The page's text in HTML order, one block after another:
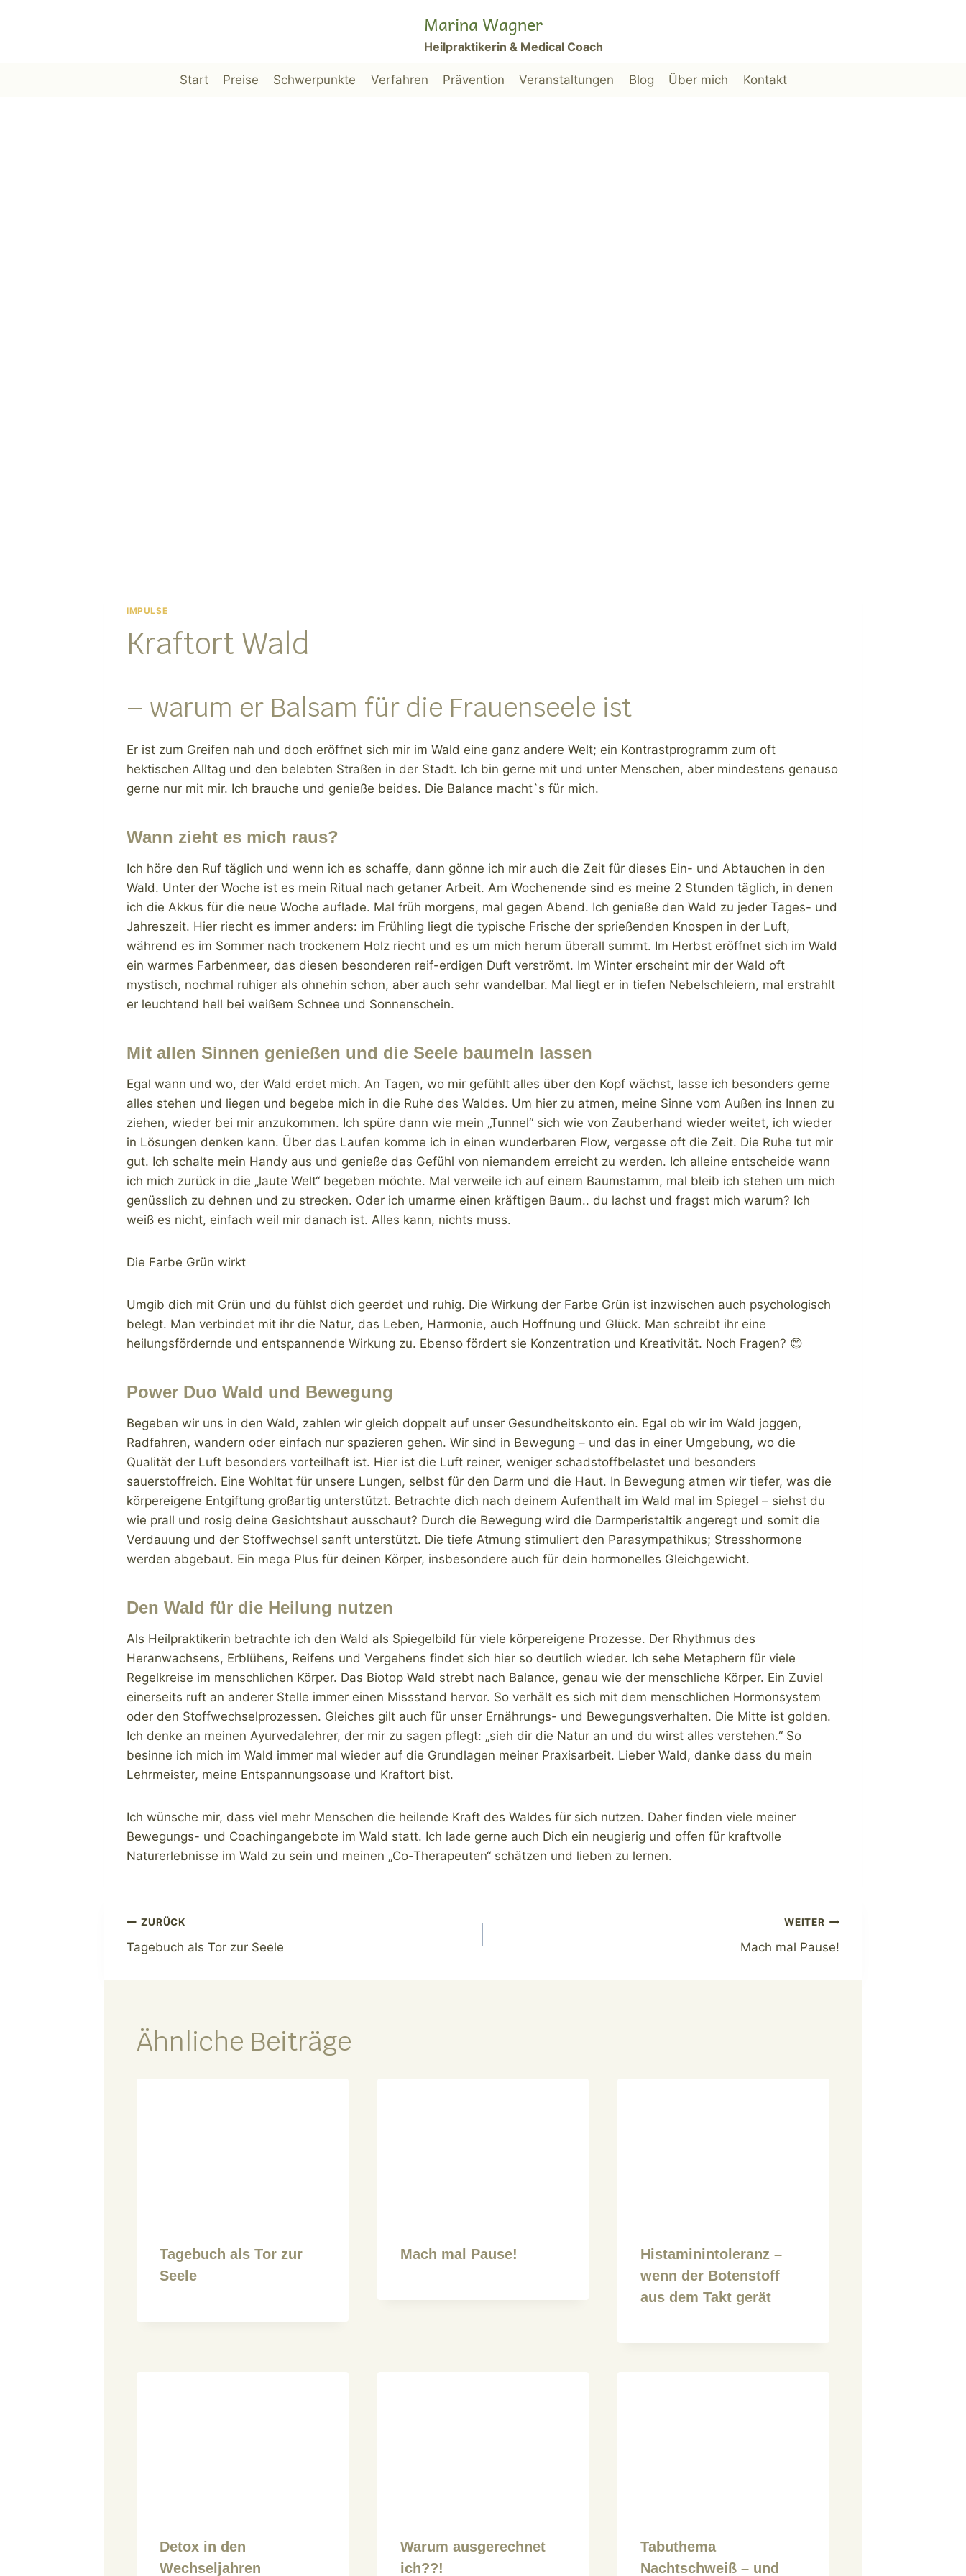
Marina Wagner
Heilpraktikerin & Medical Coach
Start Preise Schwerpunkte Verfahren Prävention Veranstaltungen Blog Über mich Kontakt
IMPULSE
Kraftort Wald
– warum er Balsam für die Frauenseele ist
Er ist zum Greifen nah und doch eröffnet sich mir im Wald eine ganz andere Welt; ein Kontrastprogramm zum oft
hektischen Alltag und den belebten Straßen in der Stadt. Ich bin gerne mit und unter Menschen, aber mindestens genauso
gerne nur mit mir. Ich brauche und genieße beides. Die Balance macht`s für mich.
Wann zieht es mich raus?
Ich höre den Ruf täglich und wenn ich es schaffe, dann gönne ich mir auch die Zeit für dieses Ein- und Abtauchen in den
Wald. Unter der Woche ist es mein Ritual nach getaner Arbeit. Am Wochenende sind es meine 2 Stunden täglich, in denen
ich die Akkus für die neue Woche auflade. Mal früh morgens, mal gegen Abend. Ich genieße den Wald zu jeder Tages- und
Jahreszeit. Hier riecht es immer anders: im Frühling liegt die typische Frische der sprießenden Knospen in der Luft,
während es im Sommer nach trockenem Holz riecht und es um mich herum überall summt. Im Herbst eröffnet sich im Wald
ein warmes Farbenmeer, das diesen besonderen reif-erdigen Duft verströmt. Im Winter erscheint mir der Wald oft
mystisch, nochmal ruhiger als ohnehin schon, aber auch sehr wandelbar. Mal liegt er in tiefen Nebelschleiern, mal erstrahlt
er leuchtend hell bei weißem Schnee und Sonnenschein.
Mit allen Sinnen genießen und die Seele baumeln lassen
Egal wann und wo, der Wald erdet mich. An Tagen, wo mir gefühlt alles über den Kopf wächst, lasse ich besonders gerne
alles stehen und liegen und begebe mich in die Ruhe des Waldes. Um hier zu atmen, meine Sinne vom Außen ins Innen zu
ziehen, wieder bei mir anzukommen. Ich spüre dann wie mein „Tunnel“ sich wie von Zauberhand wieder weitet, ich wieder
in Lösungen denken kann. Über das Laufen komme ich in einen wunderbaren Flow, vergesse oft die Zeit. Die Ruhe tut mir
gut. Ich schalte mein Handy aus und genieße das Gefühl von niemandem erreicht zu werden. Ich alleine entscheide wann
ich mich zurück in die „laute Welt“ begeben möchte. Mal verweile ich auf einem Baumstamm, mal bleib ich stehen um mich
genüsslich zu dehnen und zu strecken. Oder ich umarme einen kräftigen Baum.. du lachst und fragst mich warum? Ich
weiß es nicht, einfach weil mir danach ist. Alles kann, nichts muss.
Die Farbe Grün wirkt
Umgib dich mit Grün und du fühlst dich geerdet und ruhig. Die Wirkung der Farbe Grün ist inzwischen auch psychologisch
belegt. Man verbindet mit ihr die Natur, das Leben, Harmonie, auch Hoffnung und Glück. Man schreibt ihr eine
heilungsfördernde und entspannende Wirkung zu. Ebenso fördert sie Konzentration und Kreativität. Noch Fragen? 😊
Power Duo Wald und Bewegung
Begeben wir uns in den Wald, zahlen wir gleich doppelt auf unser Gesundheitskonto ein. Egal ob wir im Wald joggen,
Radfahren, wandern oder einfach nur spazieren gehen. Wir sind in Bewegung – und das in einer Umgebung, wo die
Qualität der Luft besonders vorteilhaft ist. Hier ist die Luft reiner, weniger schadstoffbelastet und besonders
sauerstoffreich. Eine Wohltat für unsere Lungen, selbst für den Darm und die Haut. In Bewegung atmen wir tiefer, was die
körpereigene Entgiftung großartig unterstützt. Betrachte dich nach deinem Aufenthalt im Wald mal im Spiegel – siehst du
wie prall und rosig deine Gesichtshaut ausschaut? Durch die Bewegung wird die Darmperistaltik angeregt und somit die
Verdauung und der Stoffwechsel sanft unterstützt. Die tiefe Atmung stimuliert den Parasympathikus; Stresshormone
werden abgebaut. Ein mega Plus für deinen Körper, insbesondere auch für dein hormonelles Gleichgewicht.
Den Wald für die Heilung nutzen
Als Heilpraktikerin betrachte ich den Wald als Spiegelbild für viele körpereigene Prozesse. Der Rhythmus des
Heranwachsens, Erblühens, Reifens und Vergehens findet sich hier so deutlich wieder. Ich sehe Metaphern für viele
Regelkreise im menschlichen Körper. Das Biotop Wald strebt nach Balance, genau wie der menschliche Körper. Ein Zuviel
einerseits ruft an anderer Stelle immer einen Missstand hervor. So verhält es sich mit dem menschlichen Hormonsystem
oder den Stoffwechselprozessen. Gleiches gilt auch für unser Ernährungs- und Bewegungsverhalten. Die Mitte ist golden.
Ich denke an meinen Ayurvedalehrer, der mir zu sagen pflegt: „sieh dir die Natur an und du wirst alles verstehen.“ So
besinne ich mich im Wald immer mal wieder auf die Grundlagen meiner Praxisarbeit. Lieber Wald, danke dass du mein
Lehrmeister, meine Entspannungsoase und Kraftort bist.
Ich wünsche mir, dass viel mehr Menschen die heilende Kraft des Waldes für sich nutzen. Daher finden viele meiner
Bewegungs- und Coachingangebote im Wald statt. Ich lade gerne auch Dich ein neugierig und offen für kraftvolle
Naturerlebnisse im Wald zu sein und meinen „Co-Therapeuten“ schätzen und lieben zu lernen.
Beitragsnavigation
ZURÜCK
Tagebuch als Tor zur Seele
WEITER
Mach mal Pause!
Ähnliche Beiträge
Tagebuch als Tor zur
Seele
Mach mal Pause!
Histaminintoleranz –
wenn der Botenstoff
aus dem Takt gerät
Detox in den
Wechseljahren
Warum ausgerechnet
ich??!
Tabuthema
Nachtschweiß – und